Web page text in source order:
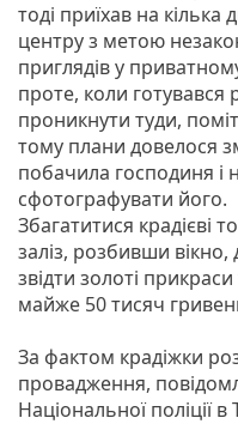
тоді приїхав на
центру з метою
приглядів у
проте, коли готувався
проникнути туди,
тому плани довелося
побачила господиня і
сфотографувати його.
Збагатитися крадієві
заліз, розбивши вікно,
звідти золоті
майже 50 тисяч
За фактом крадіжки
провадження,
Національної поліції